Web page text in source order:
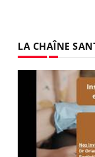
LA CHAÎNE